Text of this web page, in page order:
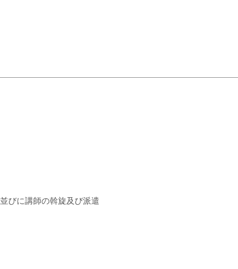
びに講師の斡旋及び派遣